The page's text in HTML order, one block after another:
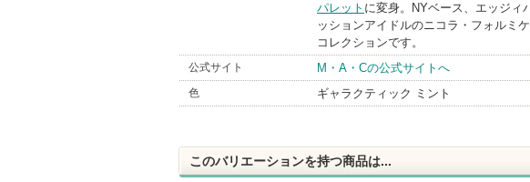
パレット に変身。NYベース、エッジィ
ッションアイドルのニコラ・フォルミ
コレクションです。
公式サイト M・A・Cの公式サイトへ
色 ギャラクティック ミント
このバリエーションを持つ商品は...